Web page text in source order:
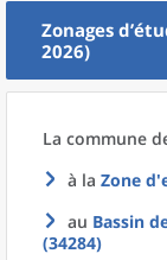
Zonages
2026)
La commune
à la Zone
au Bassin
(34284)